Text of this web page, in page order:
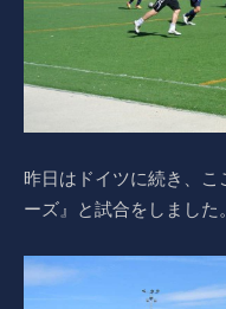
昨日はドイツに続き、
ーズ』と試合をしました。